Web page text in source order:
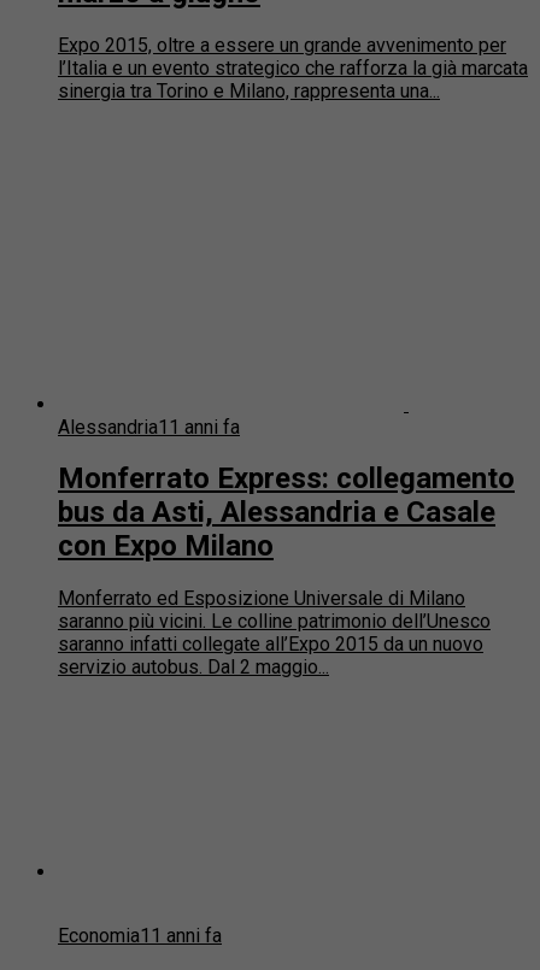
Expo 2015, oltre a essere un grande avvenimento per
l’Italia e un evento strategico che rafforza la già marcata
sinergia tra Torino e Milano, rappresenta una...
Alessandria11 anni fa
Monferrato Express: collegamento
bus da Asti, Alessandria e Casale
con Expo Milano
Monferrato ed Esposizione Universale di Milano
saranno più vicini. Le colline patrimonio dell’Unesco
saranno infatti collegate all’Expo 2015 da un nuovo
servizio autobus. Dal 2 maggio...
Economia11 anni fa